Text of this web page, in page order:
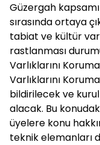
Güzergah
sırasında ortaya
tabiat ve kültür
rastlanması
Varlıklarını
Varlıklarını
bildirilecek ve
alacak. Bu
üyelere konu
teknik elemanları